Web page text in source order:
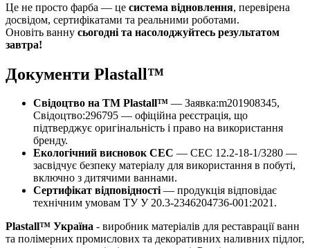
Це не просто фарба — це система відновлення, перевірена
досвідом, сертифікатами та реальними роботами.
Оновіть ванну сьогодні та насолоджуйтесь результатом
завтра!
Документи Plastall™
Свідоцтво на ТМ Plastall™ — Заявка:m201908345,
Свідоцтво:296795 — офіційна реєстрація, що
підтверджує оригінальність і право на використання
бренду.
Екологічний висновок СЕС — СЕС 12.2-18-1/3280 —
засвідчує безпеку матеріалу для використання в побуті,
включно з дитячими ваннами.
Сертифікат відповідності— продукція відповідає
технічним умовам ТУ У 20.3-2346204736-001:2021.
Plastall™ Україна - виробник матеріалів для реставрації ванн
та полімерних промислових та декоративних наливних підлог,